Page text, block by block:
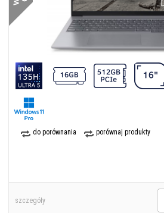
do porównania
porównaj produkty
szczegóły